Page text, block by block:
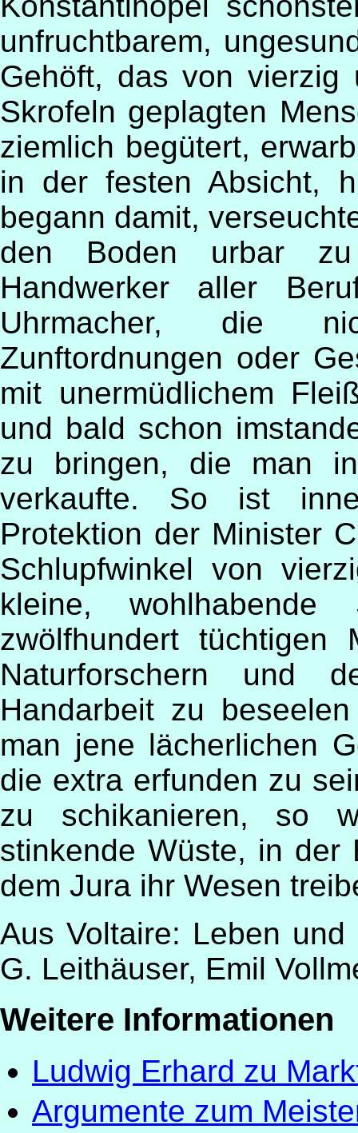
unfruchtbarem,
Gehöft, das von vierzig
Skrofeln geplagten
ziemlich begütert,
in der festen Absicht,
begann damit,
den Boden urbar
Handwerker aller
Uhrmacher, die
Zunftordnungen oder
mit unermüdlichem
und bald schon
zu bringen, die man
verkaufte. So ist
Protektion der Minister
Schlupfwinkel von
kleine,
zwölfhundert tüchtigen
Naturforschern und
Handarbeit zu
man jene lächerlichen
die extra erfunden zu
zu schikanieren, so
stinkende Wüste, in der
dem Jura ihr Wesen
Aus Voltaire: Leben
G. Leithäuser, Emil
Weitere Informationen
Ludwig Erhard zu
Argumente zum